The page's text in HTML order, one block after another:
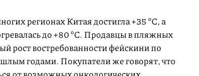
регионах Китая достигла +35 ºC, а
до +80 ºC. Продавцы в пляжных
рост востребованности фейскини по
годами. Покупатели же говорят, что